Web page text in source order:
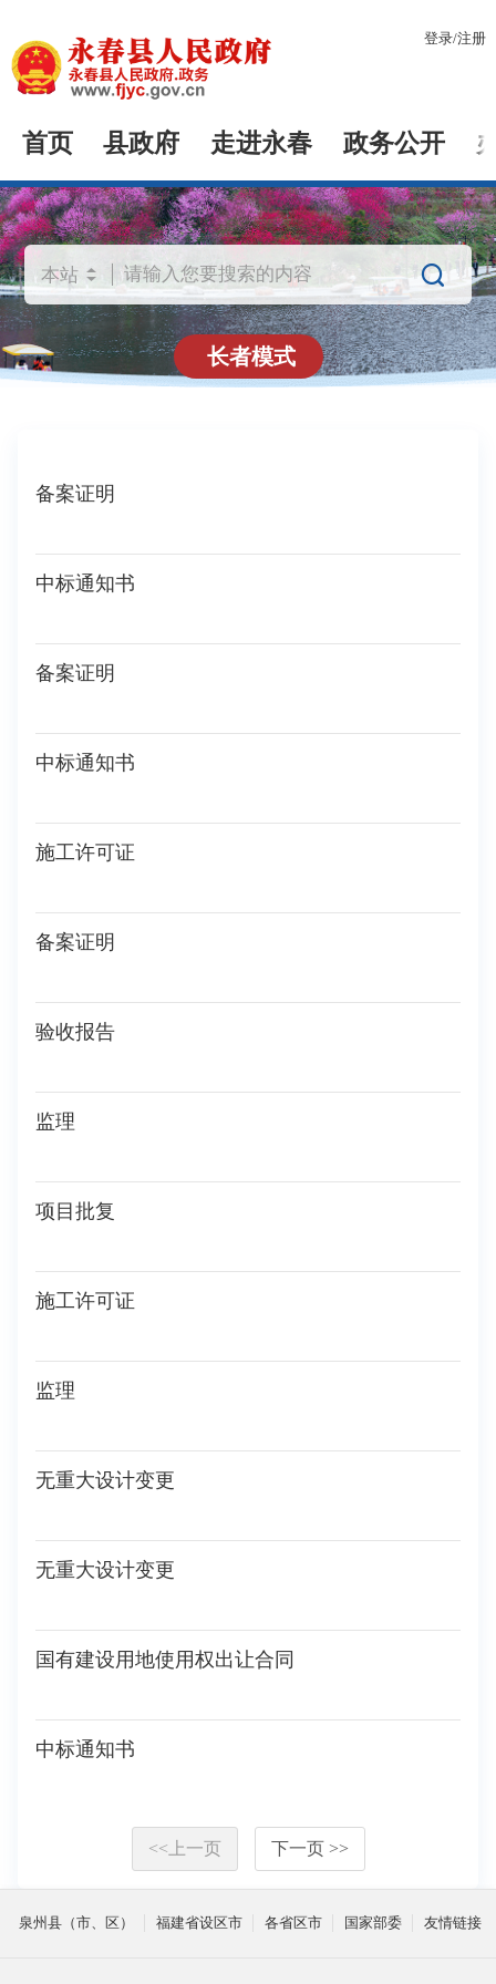
登录/注册
首页 县政府 走进永春 政务公开

长者模式
备案证明
中标通知书
备案证明
中标通知书
施工许可证
备案证明
验收报告
监理
项目批复
施工许可证
监理
无重大设计变更
无重大设计变更
国有建设用地使用权出让合同
中标通知书
<<上一页 下一页 >>
泉州县（市、区） 福建省设区市 各省区市 国家部委 友情链接